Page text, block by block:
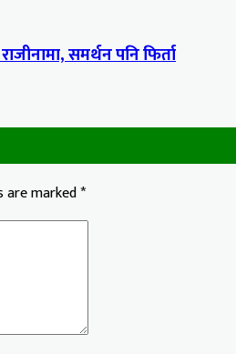
समर्थन पनि फिर्ता
are marked*